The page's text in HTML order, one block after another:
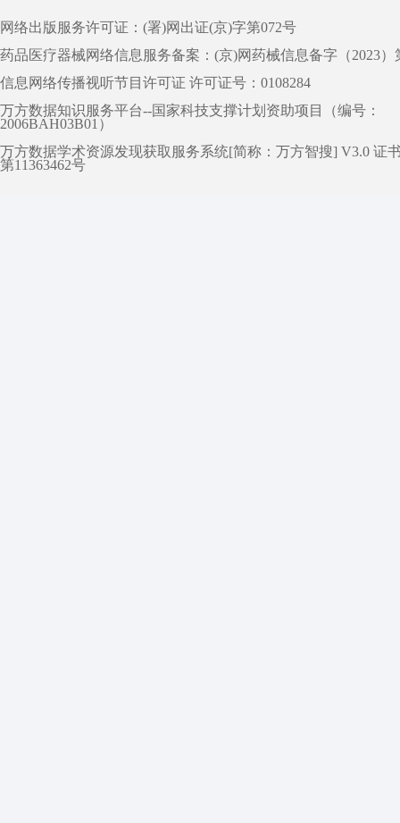
网络出版服务许可证：(署)网出证(京)字第072号
药品医疗器械网络信息服务备案：(京)网药械信息备字（2023）
信息网络传播视听节目许可证 许可证号：0108284
万方数据知识服务平台--国家科技支撑计划资助项目（编号：
2006BAH03B01）
万方数据学术资源发现获取服务系统[简称：万方智搜] V3.0 证
第11363462号